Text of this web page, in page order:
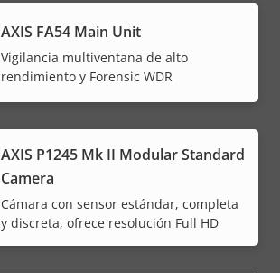
AXIS FA54 Main Unit
Vigilancia multiventana de alto
rendimiento y Forensic WDR
AXIS P1245 Mk II Modular Standard
Camera
Cámara con sensor estándar, completa
y discreta, ofrece resolución Full HD